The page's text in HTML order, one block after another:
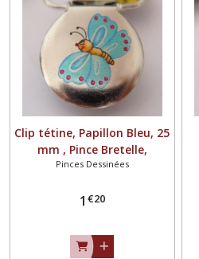
Clip tétine, Papillon Bleu, 25
mm , Pince Bretelle,
Crocodile, Attache Tétine,
émaillé
Pinces Dessinées
1 €20